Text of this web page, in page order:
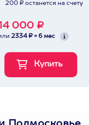
200 ₽ останется на счету
000 ₽
2334 ₽ × 6 мес